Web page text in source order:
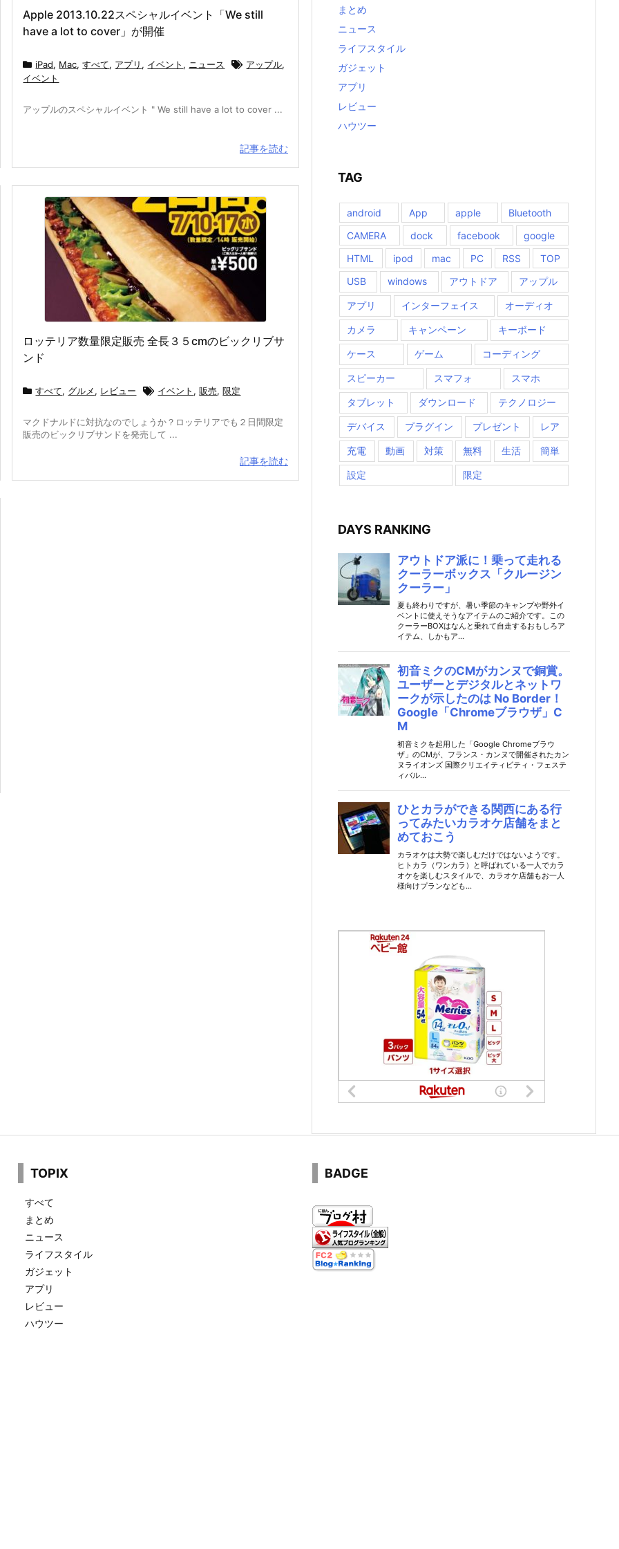
Apple 2013.10.22スペシャルイベント「We still
have a lot to cover」が開催
iPad, Mac,すべて, アプリ , イベント , ニュース アップル,
イベント
アップルのスペシャルイベント " We still have a lot to cover ...
記事を読む
ロッテリア数量限定販売 全長３５cmのビックリブサ
ンド
すべて, グルメ, レビュー イベント ,販売,限定
マクドナルドに対抗なのでしょうか？ロッテリアでも２日間限定
販売のビックリブサンドを発売して ...
記事を読む
まとめ
ニュース
ライフスタイル
ガジェット
アプリ
レビュー
ハウツー
TAG
android App apple
Bluetooth
CAMERA
dock facebook
google
HTML
ipod mac PC RSS
TOP
USB
windows アウトドア アップル
アプリ インターフェイス オーディオ
カメラ キャンペーン キーボード
ケース ゲーム コーディング
スピーカー スマフォ スマホ
タブレット ダウンロード テクノロジー
デバイス プラグイン プレゼント レア
充電 動画 対策 無料 生活 簡単
設定 限定
DAYS RANKING
TOPIX
すべて
まとめ
ニュース
ライフスタイル
ガジェット
アプリ
レビュー
ハウツー
BADGE